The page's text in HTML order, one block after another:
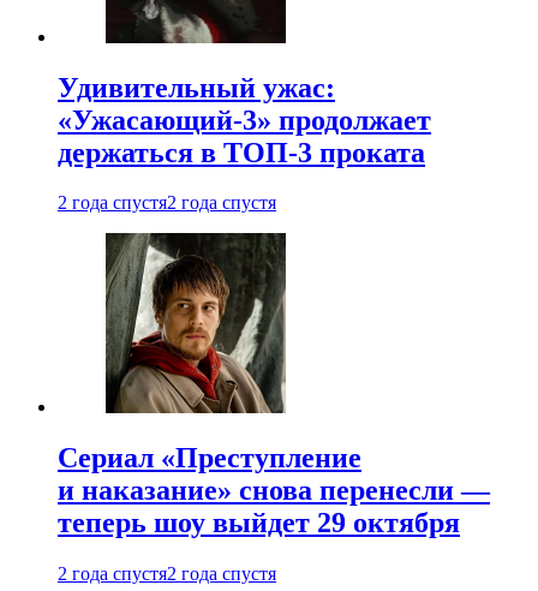
Удивительный ужас:
«Ужасающий-3» продолжает
держаться в ТОП-3 проката
2 года спустя2 года спустя
Сериал «Преступление
и наказание» снова перенесли —
теперь шоу выйдет 29 октября
2 года спустя2 года спустя